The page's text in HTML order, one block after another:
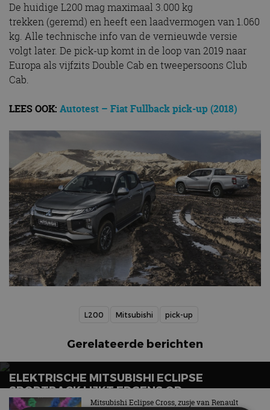
De huidige L200 mag maximaal 3.000 kg
trekken (geremd) en heeft een laadvermogen van 1.060
kg. Alle technische info van de vernieuwde versie
volgt later. De pick-up komt in de loop van 2019 naar
Europa als vijfzits Double Cab en tweepersoons Club
Cab.
LEES OOK: Autotest – Fiat Fullback pick-up (2018)
L200 Mitsubishi pick-up
Gerelateerde berichten
ELEKTRISCHE MITSUBISHI ECLIPSE
SPORTBACK LIJKT ERGENS OP…
Mitsubishi Eclipse Cross, zusje van Renault